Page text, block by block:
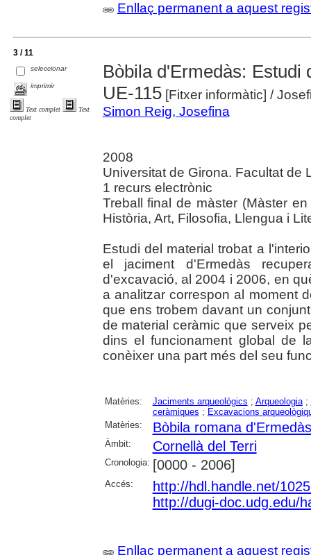
Enllaç permanent a aquest
3 / 11
seleccionar
imprimir
Text complet
Text
complet
Bòbila d'Ermedàs: Estudi
UE-115[Fitxer informàtic] /
Simon Reig, Josefina
2008
Universitat de Girona. Facultat de
1 recurs electrònic
Treball final de màster (Màster
Història, Art, Filosofia, Llengua i
Estudi del material trobat a
el jaciment d'Ermedàs
d'excavació, al 2004 i 2006, en
a analitzar correspon al moment
que ens trobem davant un
de material ceràmic que serveix
dins el funcionament global de
conèixer una part més del seu
Matèries: Jaciments arqueològics ; Arqueologia;
ceràmiques ; Excavacions
Matèries:
Bòbila romana d'Ermedàs
Àmbit: Cornellà del Terri
Cronologia: [0000 - 2006]
Accés:
http://hdl.handle.net/
http://dugi-doc.udg.edu/
Enllaç permanent a aquest